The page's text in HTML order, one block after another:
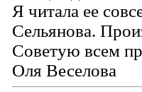
Я читала ее
Сельянова.
Советую всем
Оля Веселова